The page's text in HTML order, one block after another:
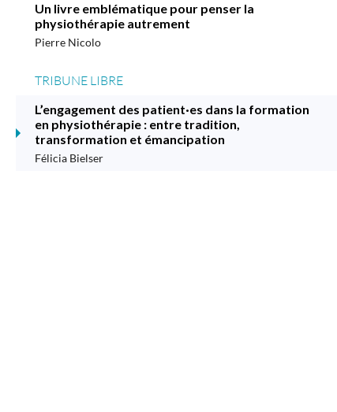
Un livre emblématique pour penser la
physiothérapie autrement
Pierre Nicolo
TRIBUNE LIBRE
L’engagement des patient·es dans la formation
en physiothérapie : entre tradition,
transformation et émancipation
Félicia Bielser